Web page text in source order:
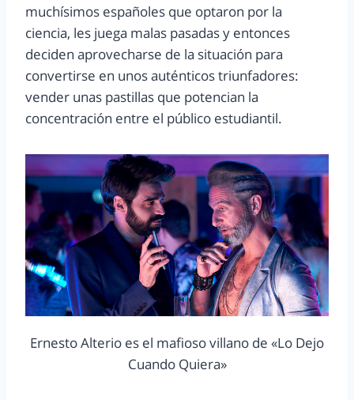
muchísimos españoles que optaron por la
ciencia, les juega malas pasadas y entonces
deciden aprovecharse de la situación para
convertirse en unos auténticos triunfadores:
vender unas pastillas que potencian la
concentración entre el público estudiantil.
Ernesto Alterio es el mafioso villano de «Lo Dejo
Cuando Quiera»